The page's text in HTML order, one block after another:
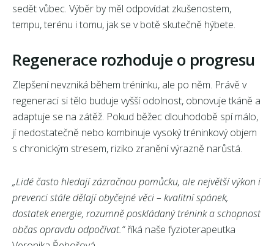
sedět vůbec. Výběr by měl odpovídat zkušenostem,
tempu, terénu i tomu, jak se v botě skutečně hýbete.
Regenerace rozhoduje o progresu
Zlepšení nevzniká během tréninku, ale po něm. Právě v
regeneraci si tělo buduje vyšší odolnost, obnovuje tkáně a
adaptuje se na zátěž. Pokud běžec dlouhodobě spí málo,
jí nedostatečně nebo kombinuje vysoký tréninkový objem
s chronickým stresem, riziko zranění výrazně narůstá.
„Lidé často hledají zázračnou pomůcku, ale největší výkon i
prevenci stále dělají obyčejné věci – kvalitní spánek,
dostatek energie, rozumně poskládaný trénink a schopnost
občas opravdu odpočívat.“říká naše fyzioterapeutka